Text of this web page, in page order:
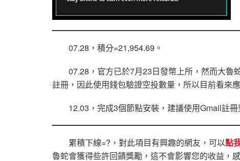
07.28，積分=21,954.69。
07.28，官方已於7月23日發幣上所，然而大魯
註冊，因此使用錢包驗證空投數量，所以目前看來
12.03，完成3個節點安裝，建議使用Gmail註冊
累積下線=?，對此項目有興趣的網友，可以點
魯蛇會獲得些許回饋獎勵，這不會影響您的收益，